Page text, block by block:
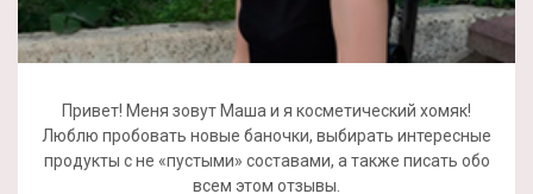
Привет! Меня зовут Маша и я косметический хомяк!
Люблю пробовать новые баночки, выбирать интересные
продукты с не «пустыми» составами, а также писать обо
всем этом отзывы.